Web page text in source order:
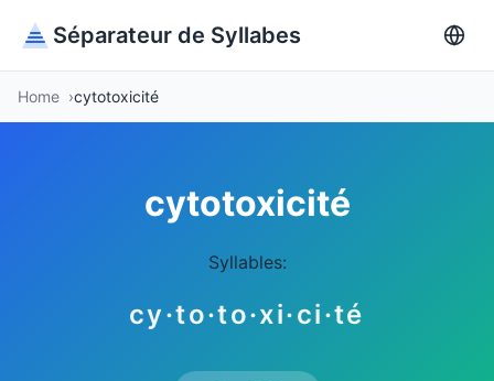
Séparateur de Syllabes
Home cytotoxicité
cytotoxicité
Syllables:
cy·to·to·xi·ci·té